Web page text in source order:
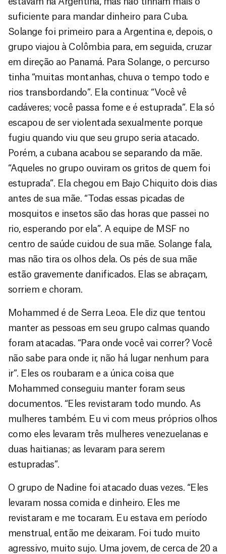
suficiente para mandar dinheiro para Cuba.
Solange foi primeiro para a Argentina e, depois, o
grupo viajou à Colômbia para, em seguida, cruzar
em direção ao Panamá. Para Solange, o percurso
tinha “muitas montanhas, chuva o tempo todo e
rios transbordando”. Ela continua: “Você vê
cadáveres; você passa fome e é estuprada”. Ela só
escapou de ser violentada sexualmente porque
fugiu quando viu que seu grupo seria atacado.
Porém, a cubana acabou se separando da mãe.
“Aqueles no grupo ouviram os gritos de quem foi
estuprada”. Ela chegou em Bajo Chiquito dois dias
antes de sua mãe. “Todas essas picadas de
mosquitos e insetos são das horas que passei no
rio, esperando por ela”. A equipe de MSF no
centro de saúde cuidou de sua mãe. Solange fala,
mas não tira os olhos dela. Os pés de sua mãe
estão gravemente danificados. Elas se abraçam,
sorriem e choram.
Mohammed é de Serra Leoa. Ele diz que tentou
manter as pessoas em seu grupo calmas quando
foram atacadas. “Para onde você vai correr? Você
não sabe para onde ir, não há lugar nenhum para
ir”. Eles os roubaram e a única coisa que
Mohammed conseguiu manter foram seus
documentos. “Eles revistaram todo mundo. As
mulheres também. Eu vi com meus próprios olhos
como eles levaram três mulheres venezuelanas e
duas haitianas; as levaram para serem
estupradas”.
O grupo de Nadine foi atacado duas vezes. “Eles
levaram nossa comida e dinheiro. Eles me
revistaram e me tocaram. Eu estava em período
menstrual, então me deixaram. Foi tudo muito
agressivo, muito sujo. Uma jovem, de cerca de 20 a